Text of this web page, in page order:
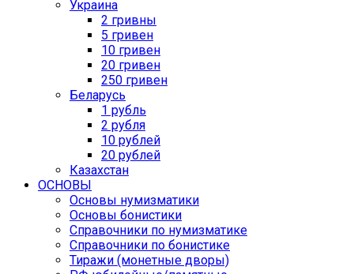
Украина
2 гривны
5 гривен
10 гривен
20 гривен
250 гривен
Беларусь
1 рубль
2 рубля
10 рублей
20 рублей
Казахстан
ОСНОВЫ
Основы нумизматики
Основы бонистики
Справочники по нумизматике
Справочники по бонистике
Тиражи (монетные дворы)